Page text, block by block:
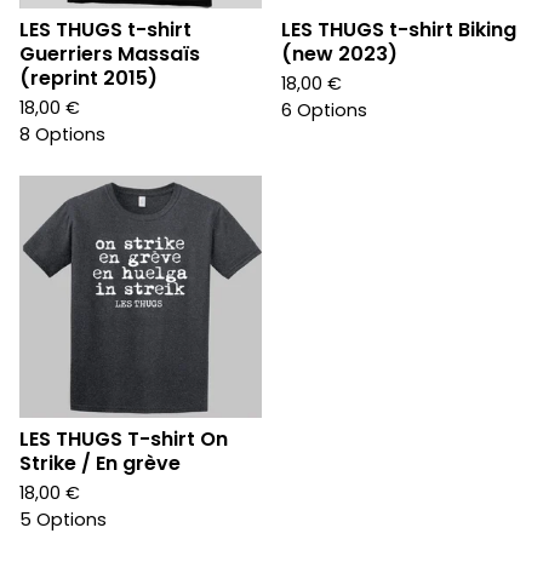
LES THUGS t-shirt
Guerriers Massaïs
(reprint 2015)
18,00 €
8 Options
LES THUGS t-shirt Biking
(new 2023)
18,00 €
6 Options
LES THUGS T-shirt On
Strike / En grève
18,00 €
5 Options